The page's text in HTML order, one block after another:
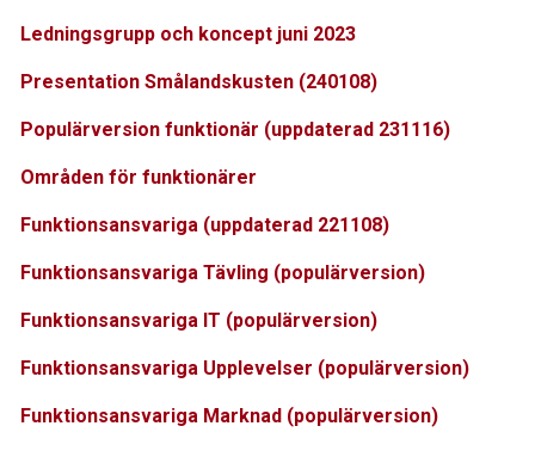
Ledningsgrupp och koncept juni 2023
Presentation Smålandskusten (240108)
Populärversion funktionär (uppdaterad 231116)
Områden för funktionärer
Funktionsansvariga (uppdaterad 221108)
Funktionsansvariga Tävling (populärversion)
Funktionsansvariga IT (populärversion)
Funktionsansvariga Upplevelser (populärversion)
Funktionsansvariga Marknad (populärversion)